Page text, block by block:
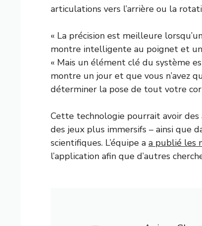
articulations vers l’arrière ou la
« La précision est meilleure
montre intelligente au poignet et un
« Mais un élément clé du système
montre un jour et que vous n’avez
déterminer la pose de tout votre
Cette technologie pourrait avoir
des jeux plus immersifs – ainsi que
scientifiques. L’équipe a a publié les
l’application afin que d’autres